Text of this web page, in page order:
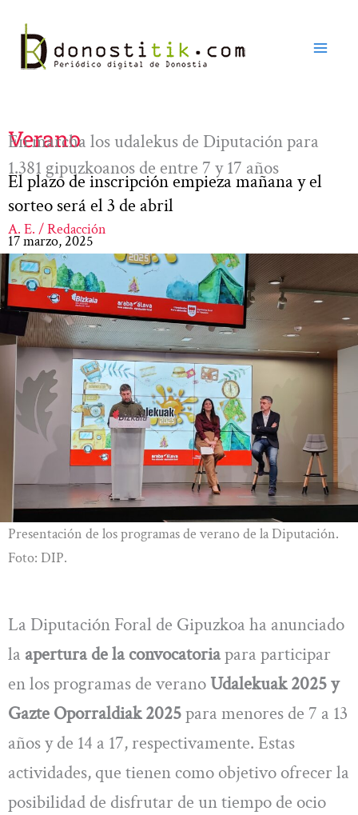
contenido
Verano
En marcha los udalekus de Diputación para
1.381 gipuzkoanos de entre 7 y 17 años
El plazo de inscripción empieza mañana y el
sorteo será el 3 de abril
A. E. / Redacción
17 marzo, 2025
Presentación de los programas de verano de la Diputación.
Foto: DIP.
La Diputación Foral de Gipuzkoa ha anunciado
la apertura de la convocatoriapara participar
en los programas de verano Udalekuak 2025 y
Gazte Oporraldiak 2025para menores de 7 a 13
años y de 14 a 17, respectivamente. Estas
actividades, que tienen como objetivo ofrecer la
posibilidad de disfrutar de un tiempo de ocio